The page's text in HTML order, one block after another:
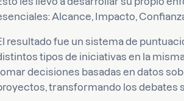
Alcance, Impacto,
resultado fue un sistema de
tipos de iniciativas en la
decisiones basadas en datos
transformando los debates